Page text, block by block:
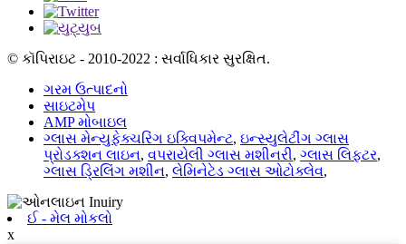
© કૉપિરાઇટ - 2010-2022 : સર્વાધિકાર સુરક્ષિત.
ગરમ ઉત્પાદનો
સાઇટમેપ
AMP મોબાઇલ
ગ્લાસ મેન્યુફેક્ચરિંગ ઇક્વિપમેન્ટ, ઇન્સ્યુલેટીંગ ગ્લાસ
પ્રોડક્શન લાઇન, વપરાયેલી ગ્લાસ મશીનરી, ગ્લાસ લિફ્ટર,
ગ્લાસ ડ્રિલિંગ મશીન, લેમિનેટેડ ગ્લાસ ઓટોક્લેવ,
ઈ - મેલ મોકલો
x